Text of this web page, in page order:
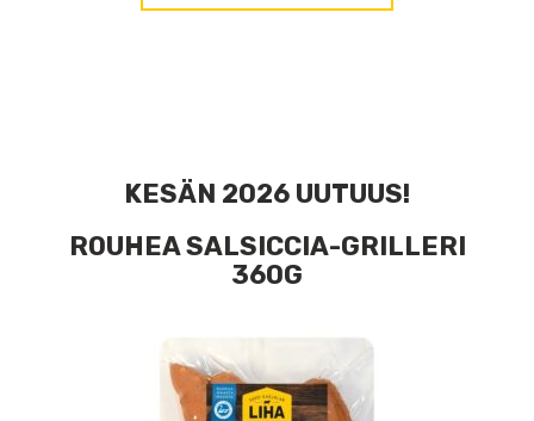
KESÄN 2026 UUTUUS!
ROUHEA SALSICCIA-GRILLERI
360G